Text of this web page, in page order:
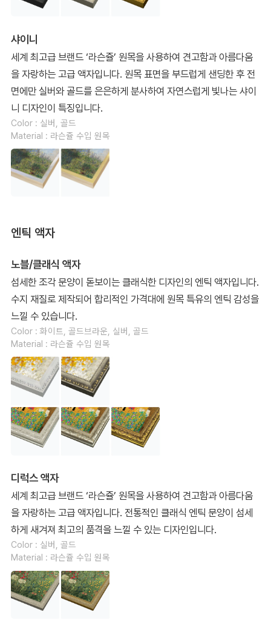
샤이니
세계 최고급 브랜드 ‘라슨쥴’ 원목을 사용하여 견고함과 아름다움
을 자랑하는 고급 액자입니다. 원목 표면을 부드럽게 샌딩한 후 전
면에만 실버와 골드를 은은하게 분사하여 자연스럽게 빛나는 샤이
니 디자인이 특징입니다.
Color : 실버, 골드
Material : 라슨쥴 수입 원목
엔틱 액자
노블/클래식 액자
섬세한 조각 문양이 돋보이는 클래식한 디자인의 엔틱 액자입니다.
수지 재질로 제작되어 합리적인 가격대에 원목 특유의 엔틱 감성을
느낄 수 있습니다.
Color : 화이트, 골드브라운, 실버, 골드
Material : 라슨쥴 수입 원목
디럭스 액자
세계 최고급 브랜드 ‘라슨쥴’ 원목을 사용하여 견고함과 아름다움
을 자랑하는 고급 액자입니다. 전통적인 클래식 엔틱 문양이 섬세
하게 새겨져 최고의 품격을 느낄 수 있는 디자인입니다.
Color : 실버, 골드
Material : 라슨쥴 수입 원목